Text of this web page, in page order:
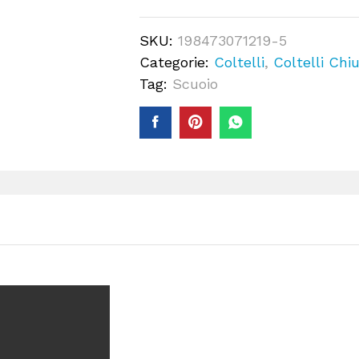
osso
di
tibia
(20cm)
con
incisione
SKU:198473071219-5
Categorie: Coltelli, Coltelli
Tag: Scuoio